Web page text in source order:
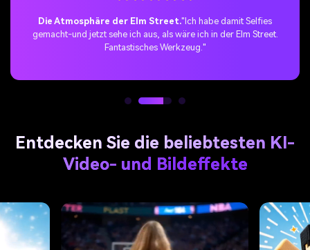
Sofortige Freddy-Atmosphäre."Kein Codieren, kein manuelles
Mixen-einfach hochladen & Boom, Freddie ist in Ihrer Ecke."
Entdecken Sie die beliebtesten KI-
Video- und Bildeffekte